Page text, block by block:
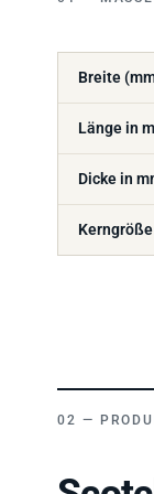
Breite
Länge in m
Dicke in mm
Kerngröße